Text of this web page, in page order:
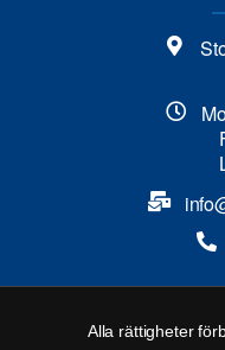
Alla rättigheter